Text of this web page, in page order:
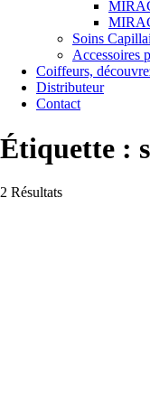
Soins
Accessoires
Coiffeurs,
Distributeur
Contact
Étiquette :
2 Résultats